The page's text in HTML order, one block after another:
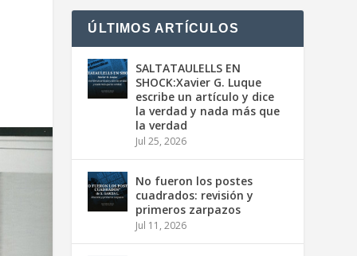
ÚLTIMOS ARTÍCULOS
SALTATAULELLS EN
SHOCK:Xavier G. Luque
escribe un artículo y dice
la verdad y nada más que
la verdad
Jul 25, 2026
No fueron los postes
cuadrados: revisión y
primeros zarpazos
Jul 11, 2026